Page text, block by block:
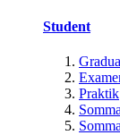
Student
Praktik